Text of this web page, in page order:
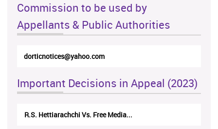
Commission to be used by
Appellants & Public Authorities
rticappeals@gmail.com
Important Decisions in Appeal (2023)
Centre for Society and Religion V...